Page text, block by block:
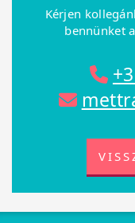
Kérjen
bennünket